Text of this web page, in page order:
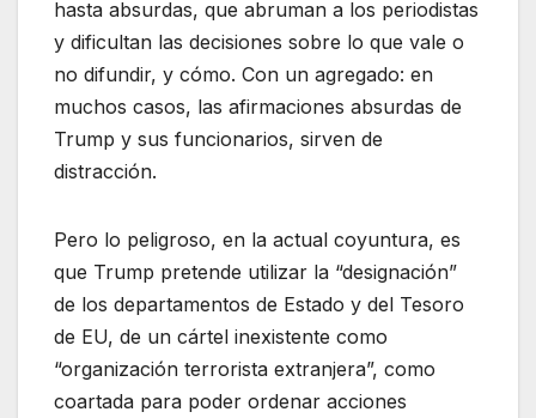
hasta absurdas, que abruman a los periodistas
y dificultan las decisiones sobre lo que vale o
no difundir, y cómo. Con un agregado: en
muchos casos, las afirmaciones absurdas de
Trump y sus funcionarios, sirven de
distracción.
Pero lo peligroso, en la actual coyuntura, es
que Trump pretende utilizar la “designación”
de los departamentos de Estado y del Tesoro
de EU, de un cártel inexistente como
“organización terrorista extranjera”, como
coartada para poder ordenar acciones